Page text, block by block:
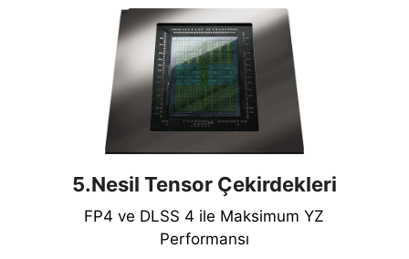
5.Nesil Tensor Çekirdekleri
FP4 ve DLSS 4 ile Maksimum YZ
Performansı